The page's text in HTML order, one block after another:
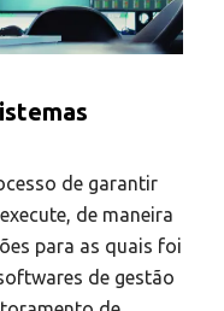
de garantir
de maneira
para as quais foi
de gestão